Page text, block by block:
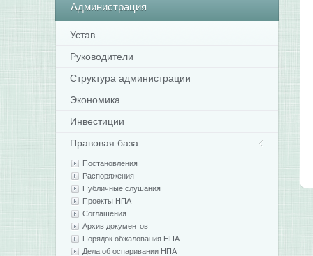
Администрация
Устав
Руководители
Структура администрации
Экономика
Инвестиции
Правовая база
Постановления
Распоряжения
Публичные слушания
Проекты НПА
Соглашения
Архив документов
Порядок обжалования НПА
Дела об оспаривании НПА